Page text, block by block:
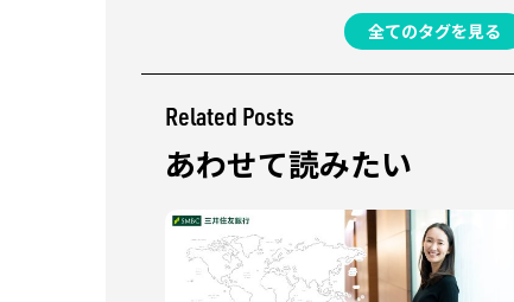
全てのタグを見る
Related Posts
あわせて読みたい